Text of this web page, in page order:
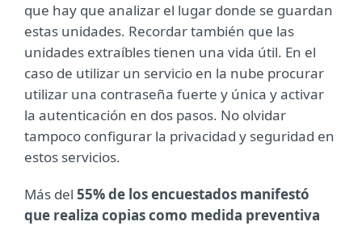
que hay que analizar el lugar donde se guardan
estas unidades. Recordar también que las
unidades extraíbles tienen una vida útil. En el
caso de utilizar un servicio en la nube procurar
utilizar una contraseña fuerte y única y activar
la autenticación en dos pasos. No olvidar
tampoco configurar la privacidad y seguridad en
estos servicios.
Más del 55% de los encuestados manifestó
que realiza copias como medida preventiva